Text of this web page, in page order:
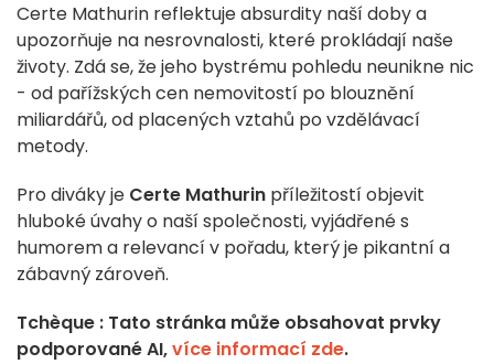
Certe Mathurin reflektuje absurdity naší doby a
upozorňuje na nesrovnalosti, které prokládají naše
životy. Zdá se, že jeho bystrému pohledu neunikne nic
- od pařížských cen nemovitostí po blouznění
miliardářů, od placených vztahů po vzdělávací
metody.
Pro diváky je Certe Mathurin příležitostí objevit
hluboké úvahy o naší společnosti, vyjádřené s
humorem a relevancí v pořadu, který je pikantní a
zábavný zároveň.
Tchèque : Tato stránka může obsahovat prvky
podporované AI,více informací zde.